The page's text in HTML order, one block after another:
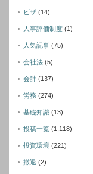
ビザ (14)
人事評価制度 (1)
人気記事 (75)
会社法 (5)
会計 (137)
労務 (274)
基礎知識 (13)
投稿一覧 (1,118)
投資環境 (221)
撤退 (2)